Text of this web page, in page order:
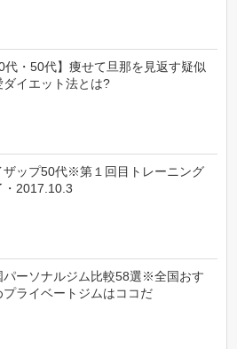
代・50代】痩せて旦那を見返す疑似
ダイエット法とは?
ザップ50代※第１回目トレーニング
・2017.10.3
パーソナルジム比較58選※全国おす
プライベートジムはココだ